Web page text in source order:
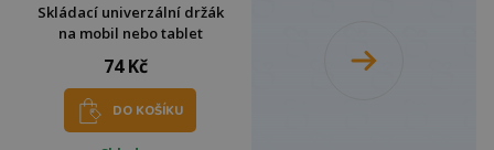
Skládací univerzální držák
na mobil nebo tablet
74 Kč
DO KOŠÍKU